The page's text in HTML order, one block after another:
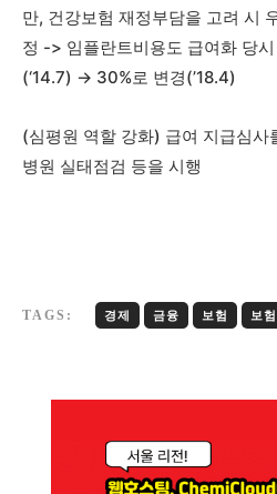
만, 건강보험 재정부담을 고려 시
정 -> 임플란트비용도 급여화 당
(‘14.7) → 30%로 변경(’18.4)
(심평원 역할 강화) 급여 지급심사
병원 실태점검 등을 시행
TAGS: 경제 금융 보험 보